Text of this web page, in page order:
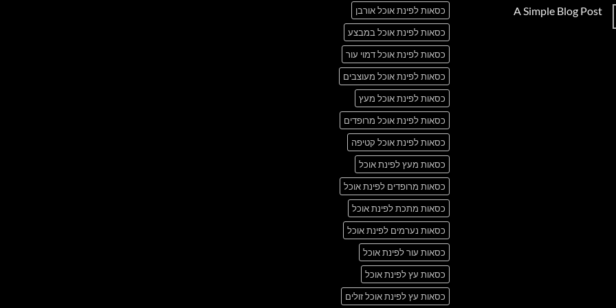
על
A Simple Blog Post
כסאות לפינת אוכל אורבן
כסאות לפינת אוכל במבצע
כסאות לפינת אוכל דמוי עור
כסאות לפינת אוכל מעוצבים
כסאות לפינת אוכל מעץ
כסאות לפינת אוכל מרופדים
כסאות לפינת אוכל קטיפה
כסאות מעץ לפינת אוכל
כסאות מרופדים לפינת אוכל
כסאות מתכת לפינת אוכל
כסאות נערמים לפינת אוכל
כסאות עור לפינת אוכל
כסאות עץ לפינת אוכל
כסאות עץ לפינת אוכל זולים